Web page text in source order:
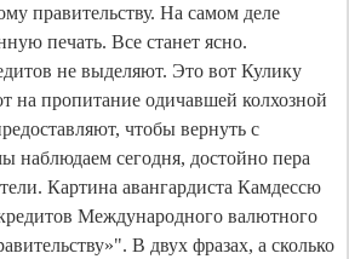
правительству. На самом деле
печать. Все станет ясно.
не выделяют. Это вот Кулику
на пропитание одичавшей колхозной
чтобы вернуть с
наблюдаем сегодня, достойно пера
Картина авангардиста Камдессю
Международного валютного
В двух фразах, а сколько